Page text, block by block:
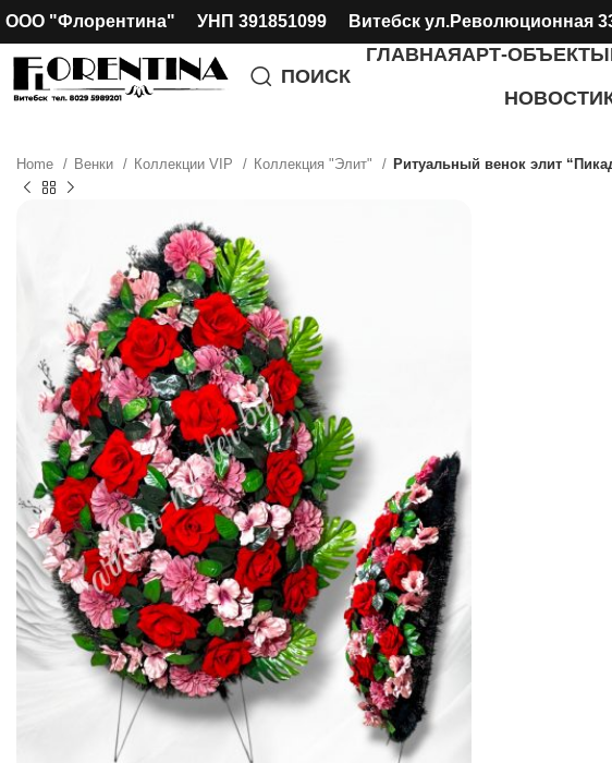
ООО "Флорентина" УНП 391851099 Витебск ул.Революционная
ПОИСК
ГЛАВНАЯАРТ-ОБЪЕКТЫ
НОВОСТИ
Home Венки Коллекции VIP Коллекция "Элит" Ритуальный венок элит